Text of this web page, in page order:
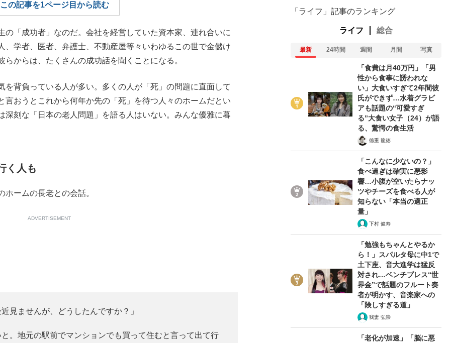
この記事を1ページ目から読む
「成功者」なのだ。会社を経営していた資本家、連れ合いに
、学者、医者、弁護士、不動産屋等々いわゆるこの世で金儲け
からは、たくさんの成功話を聞くことになる。
背負っている人が多い。多くの人が「死」の問題に直面して
言おうとこれから何年か先の「死」を待つ人々のホームだとい
深刻な「日本の老人問題」を語る人はいない。みんな優雅に暮
く人も
ームの長老との会話。
ADVERTISEMENT
見ませんが、どうしたんですか？」
と。地元の駅前でマンションでも買って住むと言って出て行
「ライフ」記事のランキング
ライフ 総合
最新 24時間 週間 月間 写真
「食費は月40万円」「男
性から食事に誘われな
い」大食いすぎて2年間彼
氏ができず…水着グラビ
アも話題の“可愛すぎ
る”大食い女子（24）が語
る、驚愕の食生活
徳重 龍徳
「こんなに少ないの？」
食べ過ぎは確実に悪影
響…小腹が空いたらナッ
ツやチーズを食べる人が
知らない「本当の適正
量」
下村 健寿
「勉強もちゃんとやるか
ら！」スパルタ母に中1で
土下座、音大進学は猛反
対され…ベンチプレス“世
界金”で話題のフルート奏
者が明かす、音楽家への
「険しすぎる道」
我妻 弘崇
「老化が加速」「脳に悪